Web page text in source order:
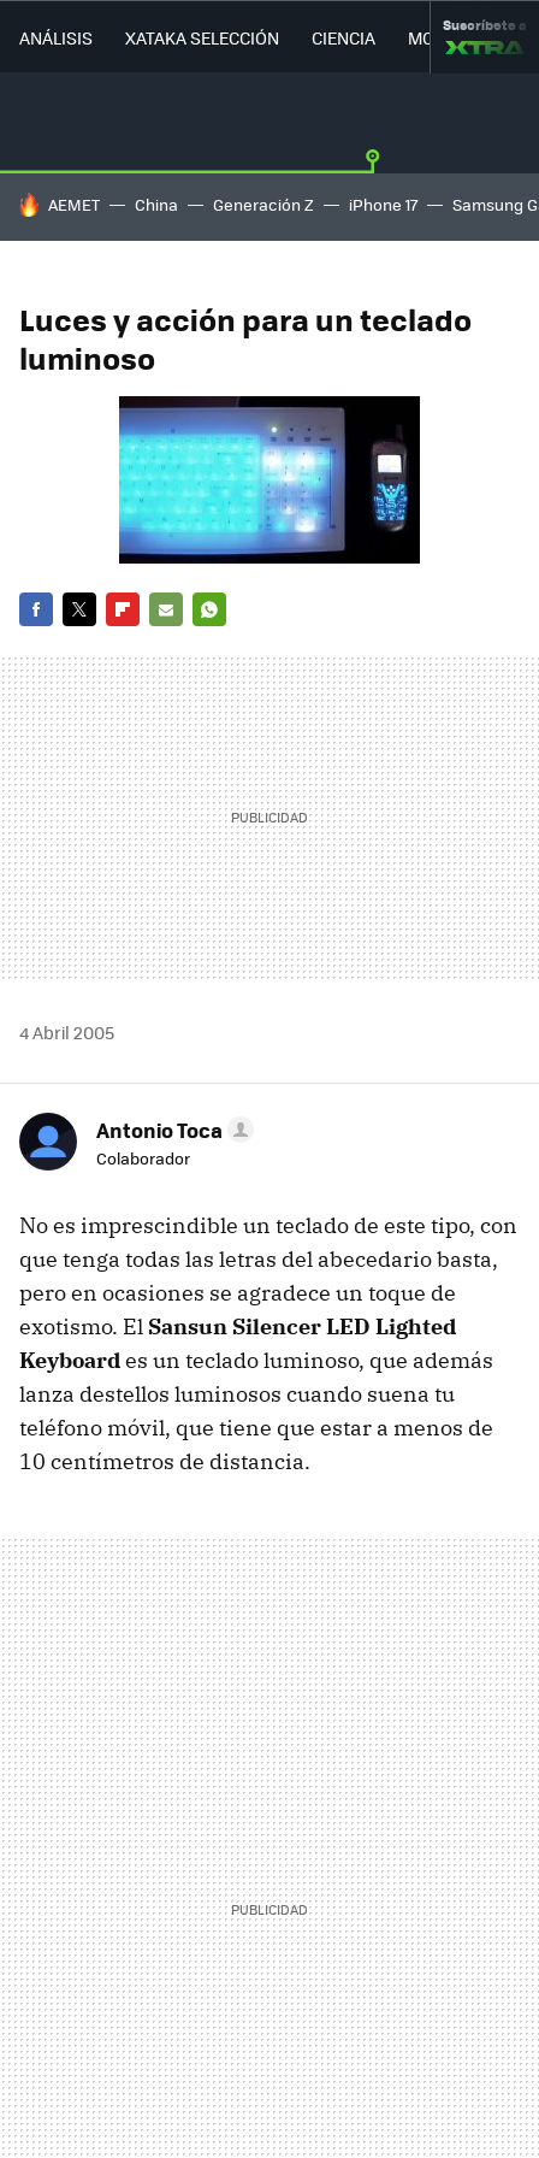
ANÁLISIS XATAKA SELECCIÓN CIENCIA MOVILIDAD
Suscríbete a
HOY SE HABLA DE
AEMET China Generación Z iPhone 17 Samsung
Luces y acción para un teclado
luminoso
MAIL
4 Abril 2005
Antonio Toca
Colaborador
No es imprescindible un teclado de este tipo, con
que tenga todas las letras del abecedario basta,
pero en ocasiones se agradece un toque de
exotismo. El Sansun Silencer LED Lighted
Keyboardes un teclado luminoso, que además
lanza destellos luminosos cuando suena tu
teléfono móvil, que tiene que estar a menos de
10 centímetros de distancia.